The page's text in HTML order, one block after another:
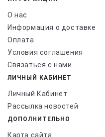
О нас
Информация о доставке
Оплата
Условия соглашения
Связаться с нами
ЛИЧНЫЙ КАБИНЕТ
Личный Кабинет
Рассылка новостей
ДОПОЛНИТЕЛЬНО
Карта сайта